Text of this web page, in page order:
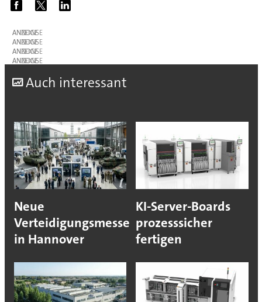
ANZEIGE
ANZEIGE
ANZEIGE
ANZEIGE
Auch interessant
Neue
Verteidigungsmesse
in Hannover
KI-Server-Boards
prozesssicher
fertigen